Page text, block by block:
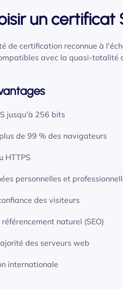
un certificat
de certification reconnue à
avec la quasi-totalité
jusqu'à 256 bits
de 99 % des navigateurs
HTTPS
personnelles et
des visiteurs
naturel (SEO)
des serveurs web
internationale